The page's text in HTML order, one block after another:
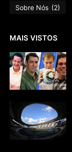
Sobre Nós (2)
MAIS VISTOS